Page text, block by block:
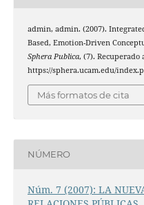
admin, admin. (2007).
Based, Emotion-Driven
Sphera Publica, (7).
https://sphera.ucam.edu/
Más formatos de cita
NÚMERO
Núm. 7 (2007): LA